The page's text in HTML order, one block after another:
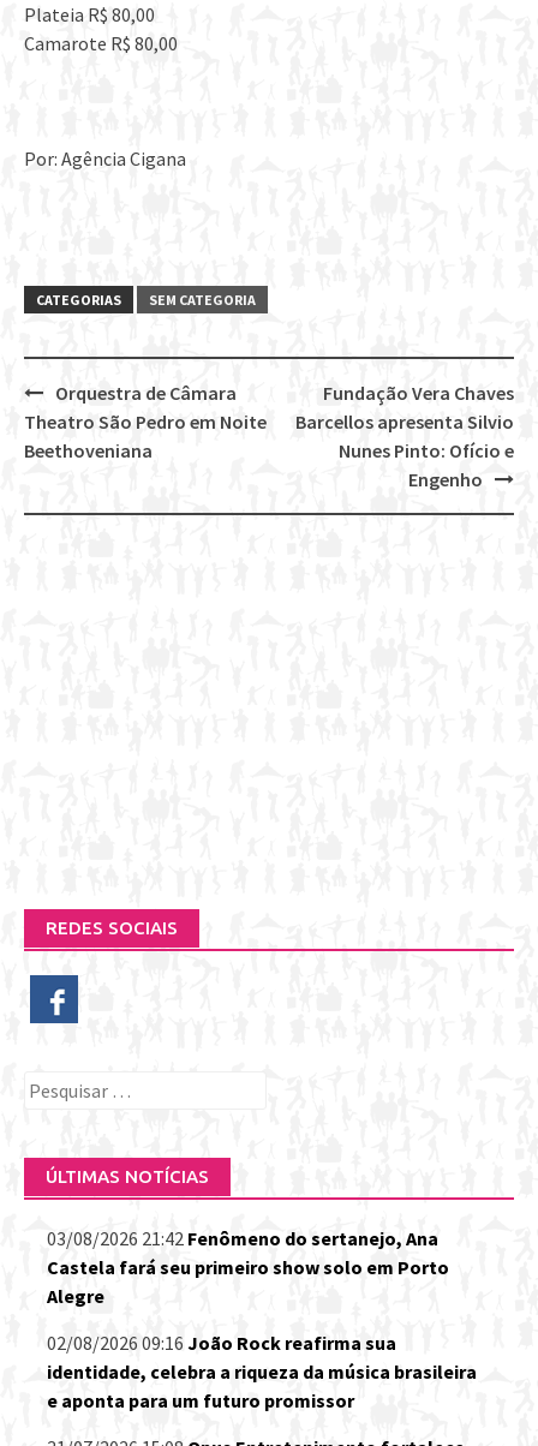
Plateia R$ 80,00
Camarote R$ 80,00
Por: Agência Cigana
CATEGORIAS SEM CATEGORIA
Post
navigation
Fundação Vera Chaves
Barcellos apresenta Silvio
Nunes Pinto: Ofício e
Engenho
Orquestra de Câmara
Theatro São Pedro em Noite
Beethoveniana
REDES SOCIAIS
Pesquisar
ÚLTIMAS NOTÍCIAS
03/08/2026 21:42 Fenômeno do sertanejo, Ana
Castela fará seu primeiro show solo em Porto
Alegre
02/08/2026 09:16 João Rock reafirma sua
identidade, celebra a riqueza da música brasileira
e aponta para um futuro promissor